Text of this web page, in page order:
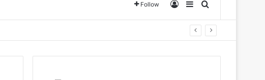
Follow Log InSidebarSearch for